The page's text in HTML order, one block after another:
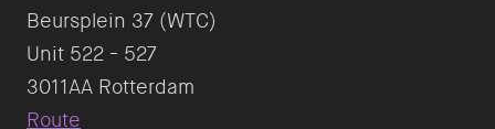
Beursplein 37 (WTC)
Unit 522 - 527
Route